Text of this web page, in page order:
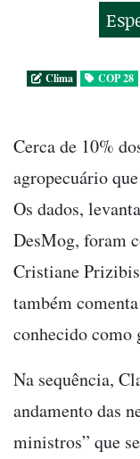
Clima COP 28
Cerca de 10%
agropecuário
Os dados,
DesMog, foram
Cristiane
também
conhecido como
Na sequência,
andamento das
ministros” que